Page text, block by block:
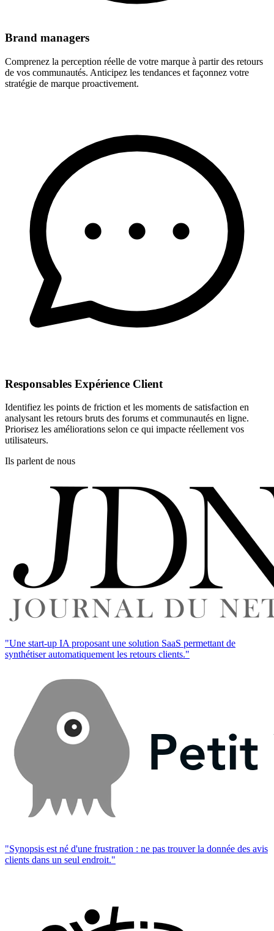
Brand managers
Comprenez la perception réelle de votre marque à partir des retours
de vos communautés. Anticipez les tendances et façonnez votre
stratégie de marque proactivement.
Responsables Expérience Client
Identifiez les points de friction et les moments de satisfaction en
analysant les retours bruts des forums et communautés en ligne.
Priorisez les améliorations selon ce qui impacte réellement vos
utilisateurs.
Ils parlent de nous
"Une start-up IA proposant une solution SaaS permettant de
synthétiser automatiquement les retours clients."
"Synopsis est né d'une frustration : ne pas trouver la donnée des avis
clients dans un seul endroit."